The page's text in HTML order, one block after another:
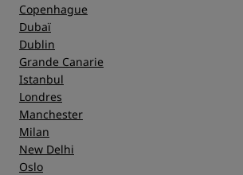
Copenhague
Dubaï
Dublin
Grande Canarie
Istanbul
Londres
Manchester
Milan
New Delhi
Oslo